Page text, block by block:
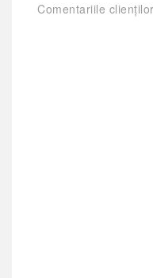
Comentariile clienților